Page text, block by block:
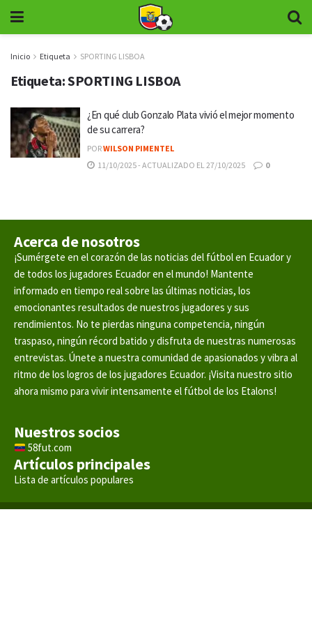
Inicio Etiqueta SPORTING LISBOA
Etiqueta:SPORTING LISBOA
¿En qué club Gonzalo Plata vivió el mejor momento
de su carrera?
PORWILSON PIMENTEL
11/10/2025 - ACTUALIZADO EL 27/10/2025
0
Acerca de nosotros
¡Sumérgete en el corazón de las noticias del fútbol en Ecuador y
de todos los jugadores Ecuador en el mundo! Mantente
informado en tiempo real sobre las últimas noticias, los
emocionantes resultados de nuestros jugadores y sus
rendimientos. No te pierdas ninguna competencia, ningún
traspaso, ningún récord batido y disfruta de nuestras numerosas
entrevistas. Únete a nuestra comunidad de apasionados y vibra al
ritmo de los logros de los jugadores Ecuador. ¡Visita nuestro sitio
ahora mismo para vivir intensamente el fútbol de los Etalons!
Nuestros socios
58fut.com
Artículos principales
Lista de artículos populares